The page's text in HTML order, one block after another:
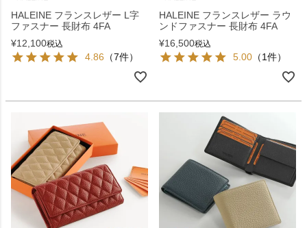
HALEINE フランスレザー L字
ファスナー 長財布 4FA
¥12,100税込
4.86 （7件）
HALEINE フランスレザー ラウ
ンドファスナー 長財布 4FA
¥16,500税込
5.00 （1件）